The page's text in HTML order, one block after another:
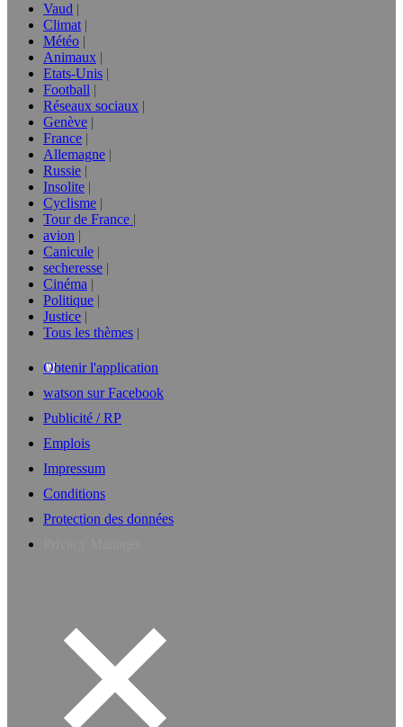
Vaud
Climat
Météo
Animaux
Etats-Unis
Football
Réseaux sociaux
Genève
France
Allemagne
Russie
Insolite
Cyclisme
Tour de France
avion
Canicule
secheresse
Cinéma
Politique
Justice
Tous les thèmes
Obtenir l'application
watson sur Facebook
Publicité / RP
Emplois
Impressum
Conditions
Protection des données